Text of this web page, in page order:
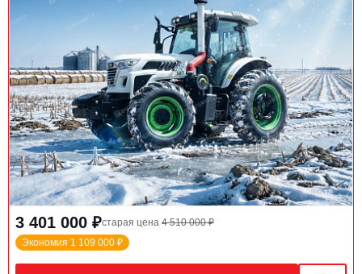
3 401 000 ₽старая цена 4 510 000 ₽
Экономия 1 109 000 ₽